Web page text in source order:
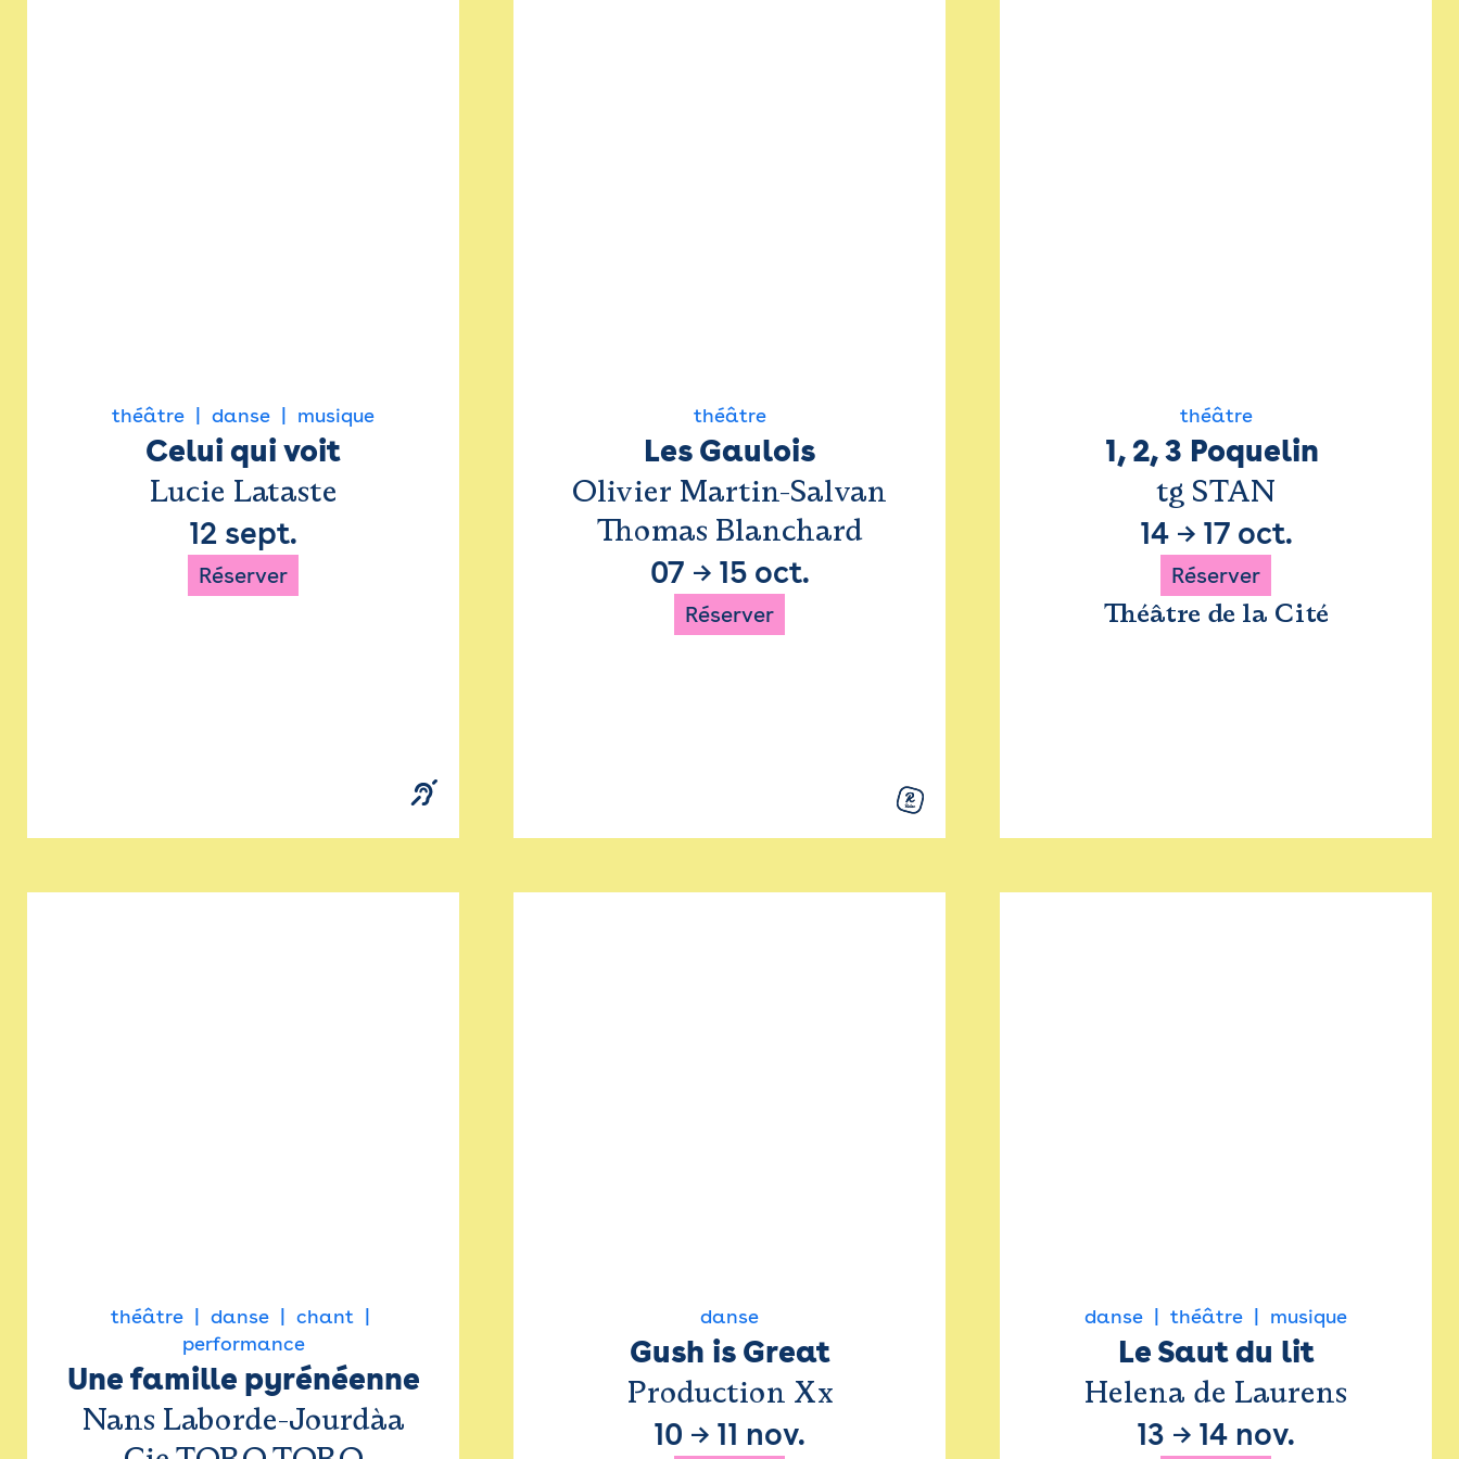
théâtre danse musique
Celui qui voit
Lucie Lataste
12 sept.
Réserver
théâtre
Les Gaulois
Olivier Martin-Salvan
Thomas Blanchard
07 → 15 oct.
Réserver
théâtre
1, 2, 3 Poquelin
tg STAN
14→ 17 oct.
Réserver
Théâtre de la Cité
théâtre danse
chant
performance
Une famille pyrénéenne
Nans Laborde-Jourdàa
danse
Gush is Great
Production Xx
10 → 11 nov.
danse théâtre musique
Le Saut du lit
Helena de Laurens
13 → 14 nov.